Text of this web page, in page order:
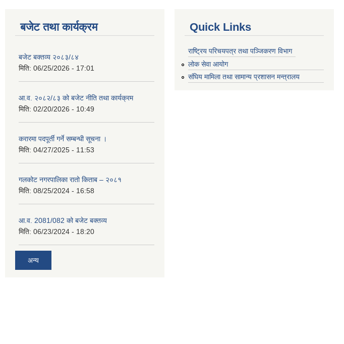
बजेट तथा कार्यक्रम
बजेट बक्तव्य २०८३/८४
मिति: 06/25/2026 - 17:01
आ.व. २०८२/८३ को बजेट नीति तथा कार्यक्रम
मिति: 02/20/2026 - 10:49
करारमा पदपूर्ती गर्ने सम्बन्धी सूचना ।
मिति: 04/27/2025 - 11:53
गलकोट नगरपालिका रातो किताब – २०८१
मिति: 08/25/2024 - 16:58
आ.व. 2081/082 को बजेट बक्तव्य
मिति: 06/23/2024 - 18:20
अन्य
Quick Links
राष्ट्रिय परिचयपत्र तथा पञ्जिकरण विभाग
लोक सेवा आयोग
संघिय मामिला तथा सामान्य प्रशासन मन्त्रालय